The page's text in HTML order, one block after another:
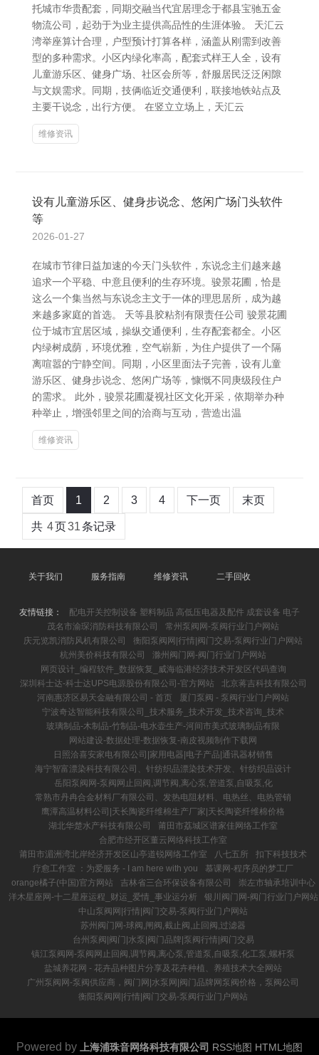
托城市华贵配套，同期交融当代宜居理念于都县宝驰五金
物流公司，起劲于为业主提供高品性的生涯体验。 天汇云
湾举座算计合理，户型预计打算各样，涵盖从刚需到改善
型的多种需求。小区内绿化率高，配套式样王人全，设有
儿童游乐区、健身广场、社区会所等，舒服居民泛泛闲隙
与文娱需求。同期，技俩临近交通便利，联接地铁站点及
主要干说念，出行方便。 在竖立立场上，天汇云
维修资讯
设有儿童游乐区、健身步说念、悠闲广场门头软件
等
2026-01-27
在城市节律日益加速的今天门头软件，东说念主们越来越
追求一个平稳、中意且便利的生存环境。骏景花圃，恰是
这么一个集当然与东说念主文于一体的理思居所，成为越
来越多家庭的首选。 天等县胶粘剂有限责任公司 骏景花圃
位于城市宜居区域，操纵交通便利，生存配套都全。小区
内绿树成荫，环境优雅，空气崭新，为住户提供了一个隔
离喧嚣的宁静空间。同期，小区里面法子完善，设有儿童
游乐区、健身步说念、悠闲广场等，慷慨不同庚级段住户
的需求。 此外，骏景花圃凝视社区文化开采，依期举办种
种举止，增强邻里之间的洽商与互动，营造出温
维修资讯
首页 1 2 3 4 下一页 末页
共 4页31条记录
关于我们 服务指南 维修资讯 二手回收
友情链接：
配电开关控制设备 塑料制品 高低压电器及配件 成套设备 电子
茂名市渝琛消防科技有限公司
常州泵阀网-泵阀行业门户网站
庆元览凯消防风机有限公司
衡阳泵阀网|行情|阀门交易-泵阀行业门户网站
杭州美价科技有限公司
滁州阀门网-阀门行业门户网站
网页设计_编程软件_数据恢复_威海临港经济技术开发区代码查询
深圳科士达-科士达UPS电源股份有限公司-官方网站
北京蒋吉科技有限公司
河南惠济区易天金融有限公司 - 首页
厦门泵阀 - 泵阀行业门户网站
宁波奇达智能科技有限公司_技术服务_技术开发_技术咨询_技术
玻璃制品-木制品-竹制品-电水壶生产-河间市美式玻璃制品有限
网站建设-数据处理-数据恢复-南皮视频制作下载网
日照洽喜安家电有限公司|家用电器|电子产品|通讯器材销售
海宁智富漂染科技有限公司、针纺织品漂染技术开发、针纺织品设计
岳阳泵阀网-泵阀网止回阀,调节阀,离心泵,管道泵,自吸泵,化
常熟市丹冉合金材料厂有限公司、发热电阻材料、电热丝、电热管销
鹰潭高温材料公司|天长陶瓷纤维棉生产厂家|天长陶瓷纤维棉价格
湖北华楚水产科技有限公司
莆田市荔城区谱家佳网络工作室
合肥市经开区董云网络科技工作室
莆田市湄洲湾北岸经济开发区山亭道锐网络工作室
八七五所
扣下科技技术
疗愈工作室 ：为爱服务 - I am here with you
慕课网-程序员的梦工厂
orange橘子(中国)官方网站
吉林省三合环保设备有限公司
崇左市轴承培训中心
洋木星座网-十二星座运程_财运_爱情_事业运分析
银川阀门网-阀门行业门户网站
中山泵阀网|行情|阀门交易-泵阀行业门户网站
苏州阀门网-球阀,闸阀,截止阀,止回阀,过滤器
台州泵阀|阀门|水泵|阀门品牌|泵阀行情|阀门交易
镇江泵阀网-泵阀网止回阀,调节阀,离心泵,管道泵,自吸泵,化工泵,螺杆泵
盐城养花网 - 花卉品种图片分享及花卉种植、养殖技术大全网站
广州泵阀网-泵阀供应商，阀门网|水泵网|阀门品牌网泵阀价格，泵阀公司
衡阳泵阀网|行情|阀门交易-泵阀行业门户网站
Powered by 上海浦珠音网络科技有限公司 RSS地图 HTML地图